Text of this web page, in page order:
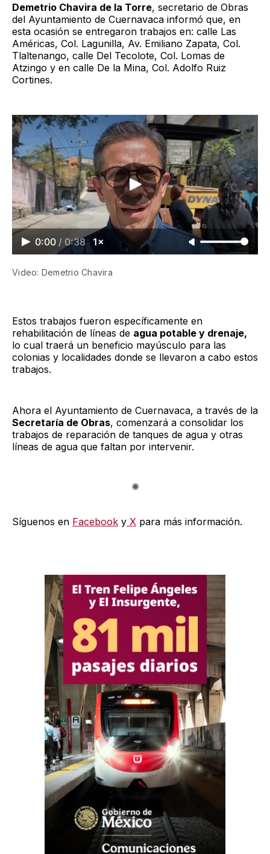
Demetrio Chavira de la Torre, secretario de Obras
del Ayuntamiento de Cuernavaca informó que, en
esta ocasión se entregaron trabajos en: calle Las
Américas, Col. Lagunilla, Av. Emiliano Zapata, Col.
Tlaltenango, calle Del Tecolote, Col. Lomas de
Atzingo y en calle De la Mina, Col. Adolfo Ruiz
Cortines.
0:00 / 0:38 1×
Video: Demetrio Chavira
Estos trabajos fueron específicamente en
rehabilitación de líneas de agua potable y drenaje,
lo cual traerá un beneficio mayúsculo para las
colonias y localidades donde se llevaron a cabo estos
trabajos.
Ahora el Ayuntamiento de Cuernavaca, a través de la
Secretaría de Obras, comenzará a consolidar los
trabajos de reparación de tanques de agua y otras
líneas de agua que faltan por intervenir.
Síguenos en Facebook y X para más información.